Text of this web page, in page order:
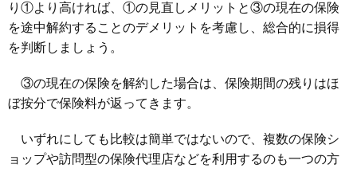
り①より高ければ、①の見直しメリットと③の現在の保険
を途中解約することのデメリットを考慮し、総合的に損得
を判断しましょう。
③の現在の保険を解約した場合は、保険期間の残りはほ
ぼ按分で保険料が返ってきます。
いずれにしても比較は簡単ではないので、複数の保険シ
ョップや訪問型の保険代理店などを利用するのも一つの方